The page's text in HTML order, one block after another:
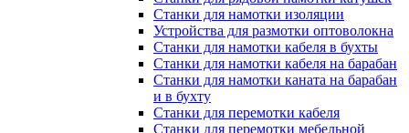
Станки для намотки изоляции
Устройства для размотки оптоволокна
Станки для намотки кабеля в бухты
Станки для намотки кабеля на барабан
Станки для намотки каната на барабан
и в бухту
Станки для перемотки кабеля
Станки для перемотки мебельной